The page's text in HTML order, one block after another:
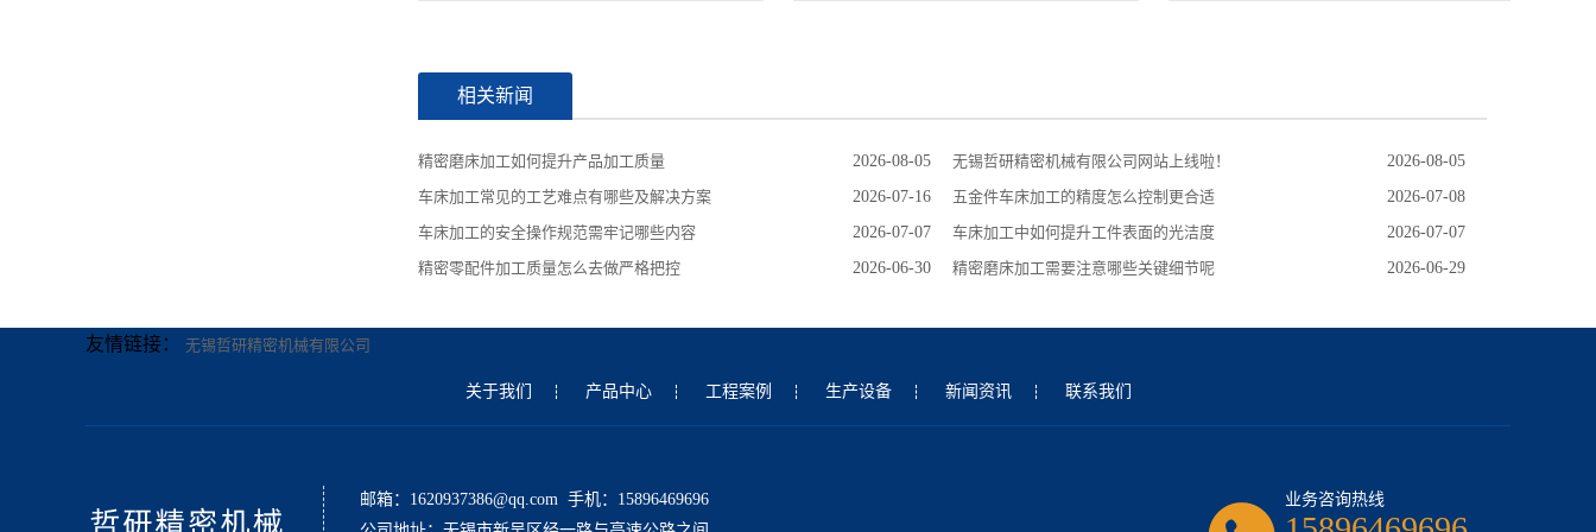
相关新闻
精密磨床加工如何提升产品加工质量 2026-08-05 无锡哲研精密机械有限公司网站上线啦！
2026-08-05
车床加工常见的工艺难点有哪些及解决方案
2026-07-16 五金件车床加工的精度怎么控制更合适
2026-07-08
车床加工的安全操作规范需牢记哪些内容
2026-07-07 车床加工中如何提升工件表面的光洁度
2026-07-07
精密零配件加工质量怎么去做严格把控
2026-06-30 精密磨床加工需要注意哪些关键细节呢 2026-06-29
友情链接： 无锡哲研精密机械有限公司
关于我们 产品中心 工程案例 生产设备 新闻资讯 联系我们
邮箱：1620937386@qq.com 手机：15896469696
业务咨询热线